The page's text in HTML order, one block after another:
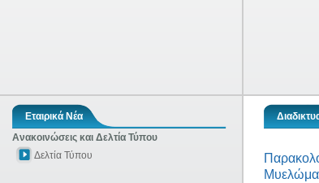
Εταιρικά Νέα
Ανακοινώσεις και Δελτία Τύπου
Δελτία Τύπου